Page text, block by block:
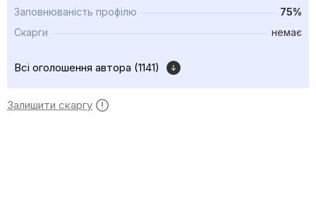
Заповнюваність профілю
75%
Скарги
немає
Всі оголошення автора (1141)
Залишити скаргу